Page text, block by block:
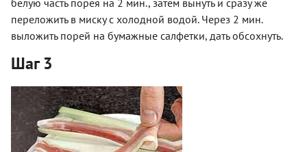
переложить в миску с холодной водой. Через 2 мин.
выложить порей на бумажные салфетки, дать обсохнуть.
Шаг 3